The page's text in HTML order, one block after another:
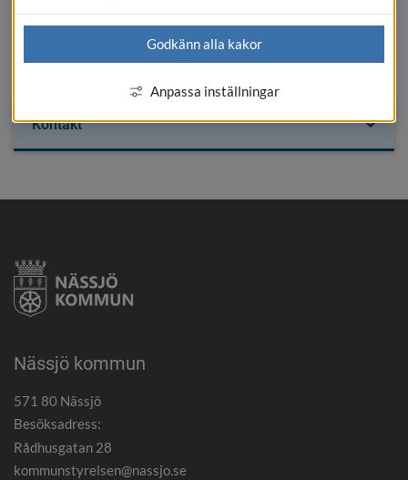
samt försäljning av industri- och bostadstomter
Kontakt
Nässjö kommun
571 80 Nässjö
Besöksadress:
Rådhusgatan 28
kommunstyrelsen@nassjo.se
Godkänn alla kakor
Anpassa inställningar